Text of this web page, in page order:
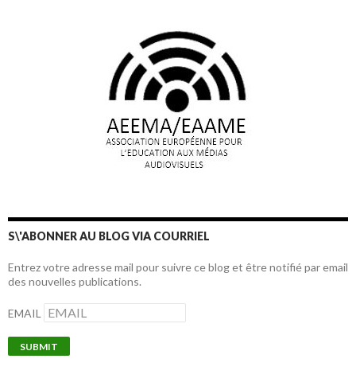
S\'ABONNER AU BLOG VIA COURRIEL
Entrez votre adresse mail pour suivre ce blog et être notifié par email
des nouvelles publications.
EMAIL